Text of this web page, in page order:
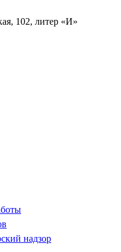
102, литер «И»
надзор